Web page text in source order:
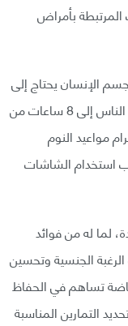
المرتبطة بأمراض
الإنسان يحتاج إلى
ست أو سبع ساعات من النوم، بل يحتاج بعض الناس إلى 8 ساعات من
مواعيد النوم
استخدام الشاشات
لما له من فوائد
الجنسية وتحسين
تساهم في الحفاظ
التمارين المناسبة